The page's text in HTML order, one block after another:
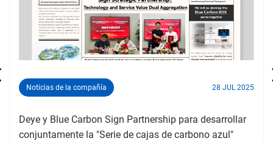
Noticias de la compañía 28 JUL 2025
Deye y Blue Carbon Sign Partnership para desarrollar
conjuntamente la "Serie de cajas de carbono azul"